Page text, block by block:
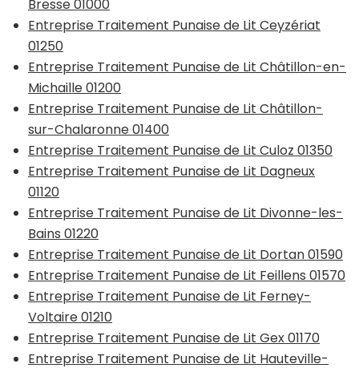
Bresse 01000
Entreprise Traitement Punaise de Lit Ceyzériat
01250
Entreprise Traitement Punaise de Lit Châtillon-en-
Michaille 01200
Entreprise Traitement Punaise de Lit Châtillon-
sur-Chalaronne 01400
Entreprise Traitement Punaise de Lit Culoz 01350
Entreprise Traitement Punaise de Lit Dagneux
01120
Entreprise Traitement Punaise de Lit Divonne-les-
Bains 01220
Entreprise Traitement Punaise de Lit Dortan 01590
Entreprise Traitement Punaise de Lit Feillens 01570
Entreprise Traitement Punaise de Lit Ferney-
Voltaire 01210
Entreprise Traitement Punaise de Lit Gex 01170
Entreprise Traitement Punaise de Lit Hauteville-